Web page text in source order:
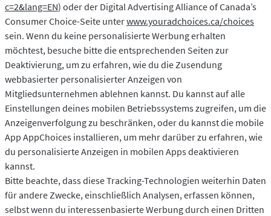
c=2&lang=EN) oder der Digital Advertising Alliance of Canada’s
Consumer Choice-Seite unterwww.youradchoices.ca/choices
sein. Wenn du keine personalisierte Werbung erhalten
möchtest, besuche bitte die entsprechenden Seiten zur
Deaktivierung, um zu erfahren, wie du die Zusendung
webbasierter personalisierter Anzeigen von
Mitgliedsunternehmen ablehnen kannst. Du kannst auf alle
Einstellungen deines mobilen Betriebssystems zugreifen, um die
Anzeigenverfolgung zu beschränken, oder du kannst die mobile
App AppChoices installieren, um mehr darüber zu erfahren, wie
du personalisierte Anzeigen in mobilen Apps deaktivieren
kannst.
Bitte beachte, dass diese Tracking-Technologien weiterhin Daten
für andere Zwecke, einschließlich Analysen, erfassen können,
selbst wenn du interessenbasierte Werbung durch einen Dritten